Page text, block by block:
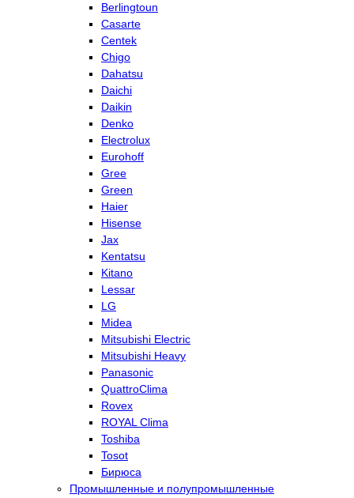
Berlingtoun
Casarte
Centek
Chigo
Dahatsu
Daichi
Daikin
Denko
Electrolux
Eurohoff
Gree
Green
Haier
Hisense
Jax
Kentatsu
Kitano
Lessar
LG
Midea
Mitsubishi Electric
Mitsubishi Heavy
Panasonic
QuattroClima
Rovex
ROYAL Clima
Toshiba
Tosot
Бирюса
Промышленные и полупромышленные